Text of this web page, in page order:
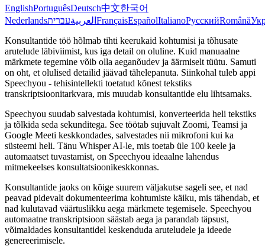
EnglishPortuguêsDeutsch中文한국어
Nederlands
العربيةעברית FrançaisEspañolItalianoРусскийRomână
Konsultantide töö hõlmab tihti keerukaid kohtumisi ja tõhusate
arutelude läbiviimist, kus iga detail on oluline. Kuid manuaalne
märkmete tegemine võib olla aeganõudev ja äärmiselt tüütu. Samuti
on oht, et olulised detailid jäävad tähelepanuta. Siinkohal tuleb appi
Speechyou - tehisintellekti toetatud kõnest tekstiks
transkriptsioonitarkvara, mis muudab konsultantide elu lihtsamaks.
Speechyou suudab salvestada kohtumisi, konverteerida heli tekstiks
ja tõlkida seda sekunditega. See töötab sujuvalt Zoomi, Teamsi ja
Google Meeti keskkondades, salvestades nii mikrofoni kui ka
süsteemi heli. Tänu Whisper AI-le, mis toetab üle 100 keele ja
automaatset tuvastamist, on Speechyou ideaalne lahendus
mitmekeelses konsultatsioonikeskkonnas.
Konsultantide jaoks on kõige suurem väljakutse sageli see, et nad
peavad pidevalt dokumenteerima kohtumiste käiku, mis tähendab, et
nad kulutavad väärtuslikku aega märkmete tegemisele. Speechyou
automaatne transkriptsioon säästab aega ja parandab täpsust,
võimaldades konsultantidel keskenduda aruteludele ja ideede
genereerimisele.